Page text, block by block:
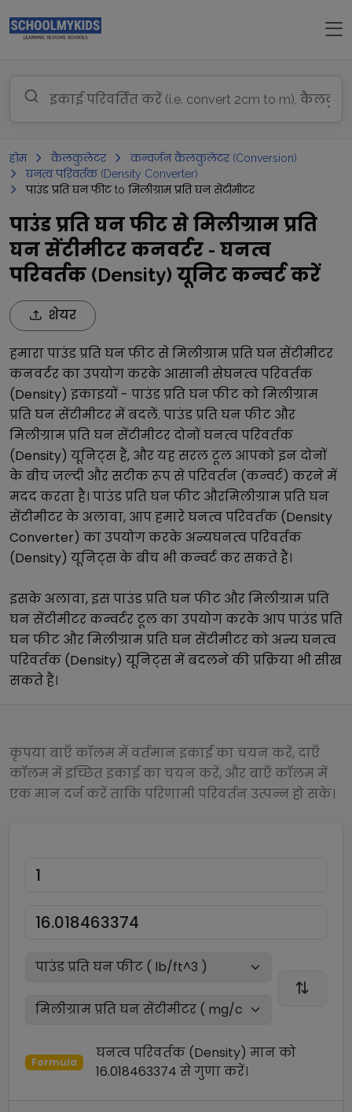
होम कैलकुलेटर
कन्वर्जन कैलकुलेटर (Conversion)
घनत्व परिवर्तक (Density Converter)
पाउंड प्रति घन फीट to मिलीग्राम प्रति घन सेंटीमीटर
पाउंड प्रति घन फीट से मिलीग्राम प्रति
घन सेंटीमीटर कनवर्टर - घनत्व
परिवर्तक (Density) यूनिट कन्वर्ट करें
शेयर
हमारापाउंड प्रति घन फीटसेमिलीग्राम प्रति घन सेंटीमीटर
कनवर्टर का उपयोग करके आसानी सेघनत्व परिवर्तक
(Density) इकाइयों - पाउंड प्रति घन फीटकोमिलीग्राम
प्रति घन सेंटीमीटरमें बदलें. पाउंड प्रति घन फीट और
मिलीग्राम प्रति घन सेंटीमीटरदोनोंघनत्व परिवर्तक
(Density) यूनिट्स हैं, और यह सरल टूल आपको इन दोनों
के बीच जल्दी और सटीक रूप से परिवर्तन (कन्वर्ट) करने में
मदद करता है। पाउंड प्रति घन फीट औरमिलीग्राम प्रति घन
सेंटीमीटरके अलावा, आप हमारेघनत्व परिवर्तक (Density
Converter) का उपयोग करके अन्यघनत्व परिवर्तक
(Density) यूनिट्स के बीच भी कन्वर्ट कर सकते हैं।
इसके अलावा, इसपाउंड प्रति घन फीट औरमिलीग्राम प्रति
घन सेंटीमीटरकन्वर्टर टूल का उपयोग करके आपपाउंड प्रति
घन फीट औरमिलीग्राम प्रति घन सेंटीमीटरको अन्यघनत्व
परिवर्तक (Density) यूनिट्स में बदलने की प्रक्रिया भी सीख
सकते हैं।
कृपया बाएँ कॉलम में वर्तमान इकाई का चयन करें, दाएँ
कॉलम में इच्छित इकाई का चयन करें, और बाएँ कॉलम में
एक मान दर्ज करें ताकि परिणामी परिवर्तन उत्पन्न हो सके।
Formula
घनत्व परिवर्तक (Density) मान को
16.018463374 सेगुणाकरें।